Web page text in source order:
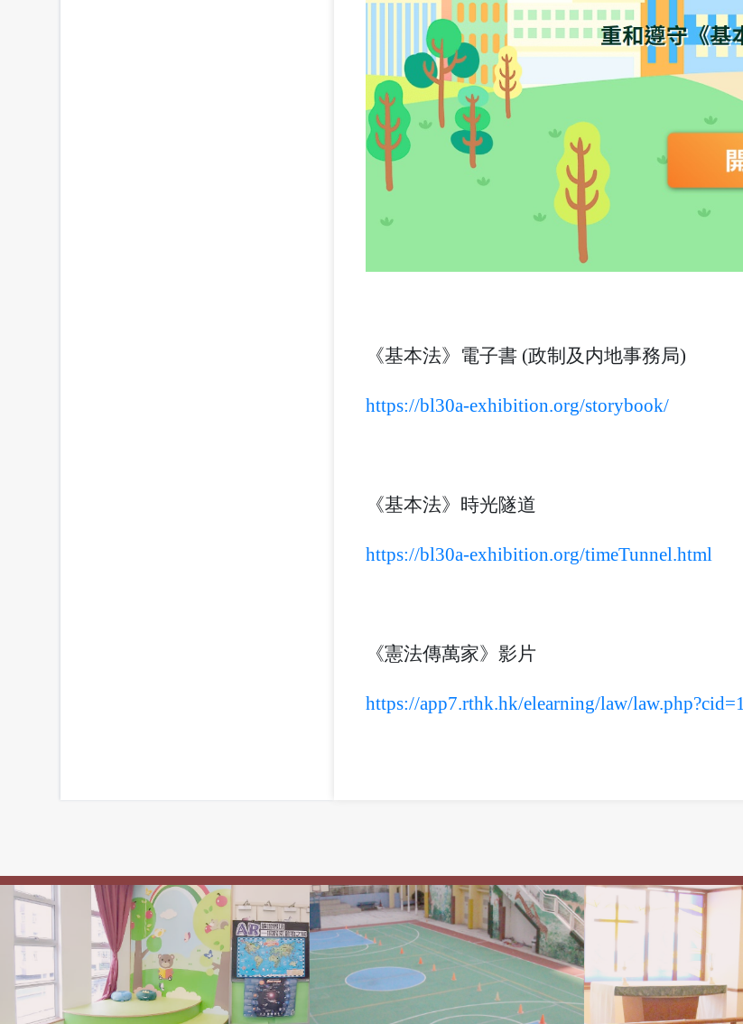
《基本法》電子書 (政制及内地事務局)
https://bl30a-exhibition.org/storybook/
《基本法》時光隧道
https://bl30a-exhibition.org/timeTunnel.html
《憲法傳萬家》影片
https://app7.rthk.hk/elearning/law/law.php?cid=1